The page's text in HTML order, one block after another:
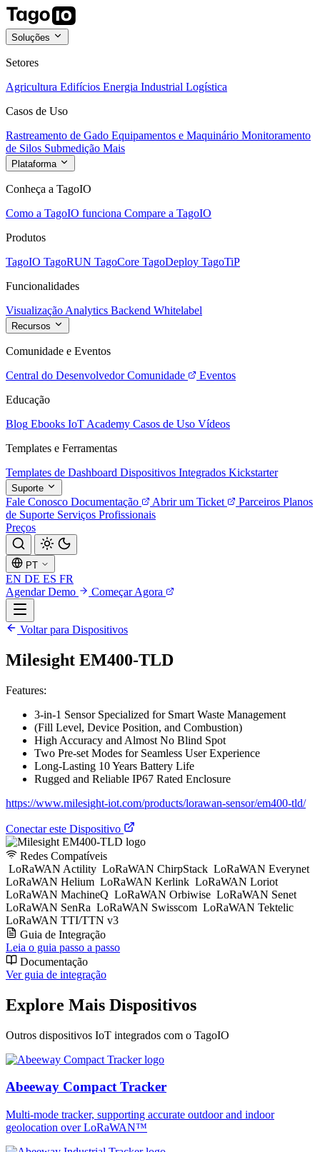
Soluções
Setores
Agricultura Edifícios Energia Industrial Logística
Casos de Uso
Rastreamento de Gado Equipamentos e Maquinário Monitoramento
de Silos Submedição Mais
Plataforma
Conheça a TagoIO
Como a TagoIO funciona Compare a TagoIO
Produtos
TagoIO TagoRUN TagoCore TagoDeploy TagoTiP
Funcionalidades
Visualização Analytics Backend Whitelabel
Recursos
Comunidade e Eventos
Central do Desenvolvedor Comunidade
Eventos
Educação
Blog Ebooks IoT Academy Casos de Uso Vídeos
Templates e Ferramentas
Templates de Dashboard Dispositivos Integrados Kickstarter
Suporte
Fale Conosco Documentação Abrir um Ticket Parceiros Planos
de Suporte Serviços Profissionais
Preços
PT
EN DE ES FR
Agendar Demo
Começar Agora
Voltar para Dispositivos
Milesight EM400-TLD
Features:
3-in-1 Sensor Specialized for Smart Waste Management
(Fill Level, Device Position, and Combustion)
High Accuracy and Almost No Blind Spot
Two Pre-set Modes for Seamless User Experience
Long-Lasting 10 Years Battery Life
Rugged and Reliable IP67 Rated Enclosure
https://www.milesight-iot.com/products/lorawan-sensor/em400-tld/
Conectar este Dispositivo
Redes Compatíveis
LoRaWAN Actility LoRaWAN ChirpStack LoRaWAN Everynet
LoRaWAN Helium LoRaWAN Kerlink LoRaWAN Loriot
LoRaWAN MachineQ LoRaWAN Orbiwise LoRaWAN Senet
LoRaWAN SenRa LoRaWAN Swisscom LoRaWAN Tektelic
LoRaWAN TTI/TTN v3
Guia de Integração
Leia o guia passo a passo
Documentação
Ver guia de integração
Explore Mais Dispositivos
Outros dispositivos IoT integrados com o TagoIO
Abeeway Compact Tracker
Multi-mode tracker, supporting accurate outdoor and indoor
geolocation over LoRaWAN™